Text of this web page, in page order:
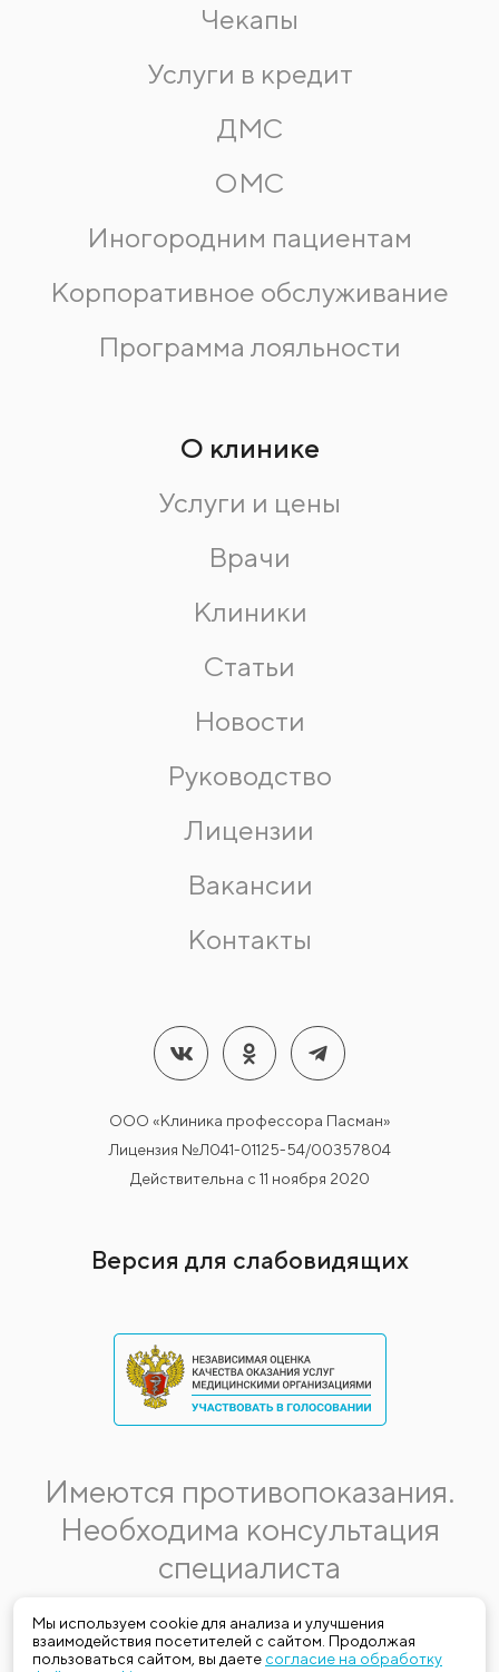
Мы используем cookie для анализа и улучшения
взаимодействия посетителей с сайтом. Продолжая
пользоваться сайтом, вы даете согласие на обработку
Чекапы
Услуги в кредит
ДМС
ОМС
Иногородним пациентам
Корпоративное обслуживание
Программа лояльности
О клинике
Услуги и цены
Врачи
Клиники
Статьи
Новости
Руководство
Лицензии
Вакансии
Контакты
ООО «Клиника профессора Пасман»
Лицензия №Л041-01125-54/00357804
Действительна с 11 ноября 2020
Версия для слабовидящих
Имеются противопоказания.
Необходима консультация
специалиста
Данная информация не является публичной офертой.
Стоимость, название и спектр услуг могут меняться.